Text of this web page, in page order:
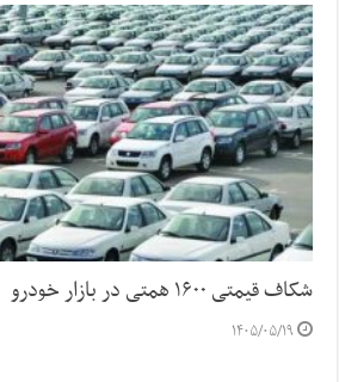
شکاف قیمتی ۱۶۰۰ همتی در بازار خودرو
۱۴۰۵/۰۵/۱۹